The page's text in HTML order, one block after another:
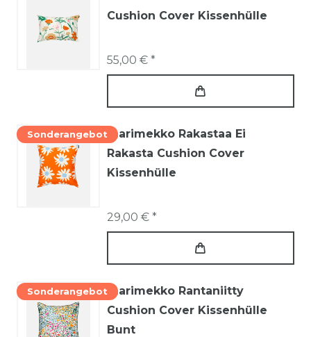
Cushion Cover Kissenhülle
55,00 € *
Sonderangebotmarimekko Rakastaa Ei
Rakasta Cushion Cover
Kissenhülle
29,00 € *
Sonderangebotmarimekko Rantaniitty
Cushion Cover Kissenhülle
Bunt